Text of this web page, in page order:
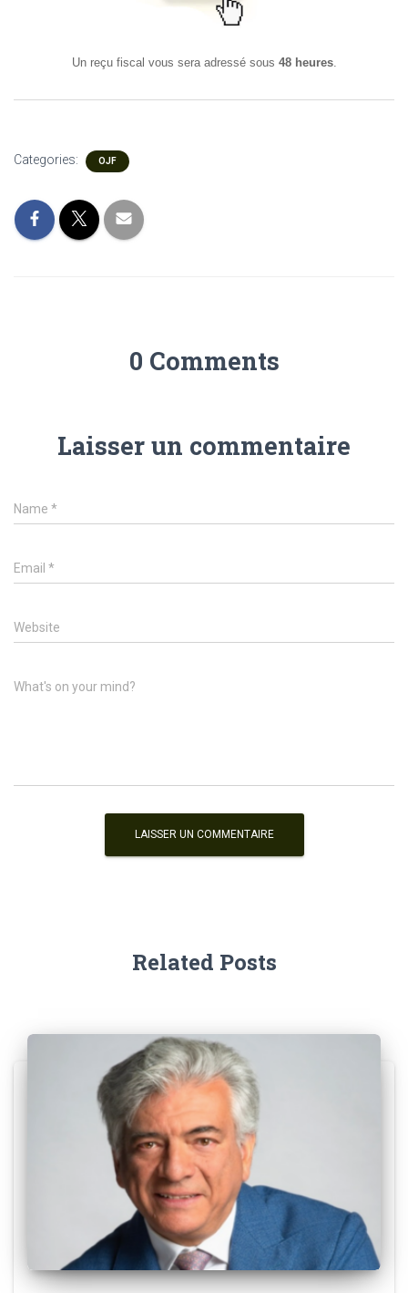
Un reçu fiscal vous sera adressé sous 48 heures.
Categories: OJF
0 Comments
Laisser un commentaire
Name *
Email *
Website
What's on your mind?
Related Posts